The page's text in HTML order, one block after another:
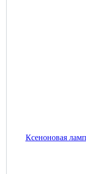
Ксеноновая